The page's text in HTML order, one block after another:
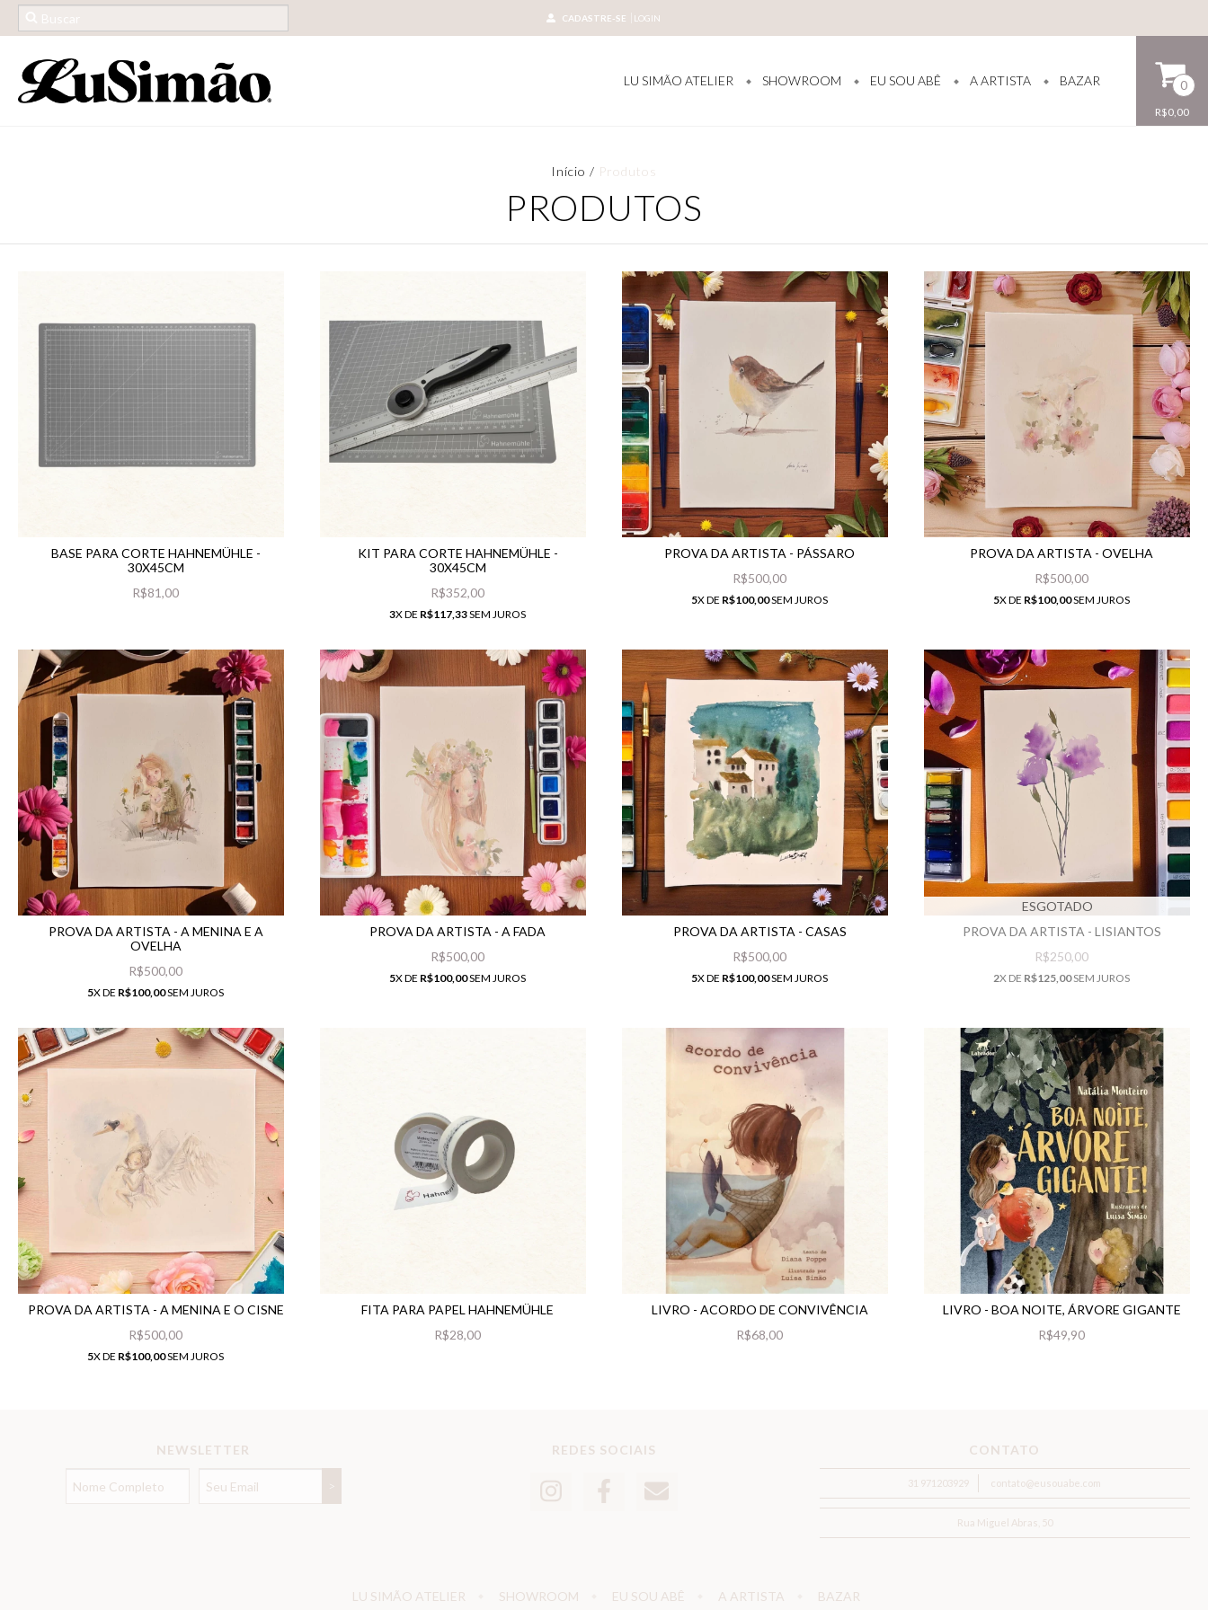
CADASTRE-SE LOGIN
LU SIMÃO ATELIER SHOWROOM EU SOU ABÊ A ARTISTA BAZAR 0
R$0,00
Início / Produtos
PRODUTOS
BASE PARA CORTE HAHNEMÜHLE -
30X45CM
R$81,00
KIT PARA CORTE HAHNEMÜHLE -
30X45CM
R$352,00
3X DE R$117,33SEM JUROS
PROVA DA ARTISTA - PÁSSARO
R$500,00
5X DE R$100,00SEM JUROS
PROVA DA ARTISTA - OVELHA
R$500,00
5X DE R$100,00SEM JUROS
PROVA DA ARTISTA - A MENINA E A
OVELHA
R$500,00
5X DE R$100,00SEM JUROS
PROVA DA ARTISTA - A FADA
R$500,00
5X DE R$100,00SEM JUROS
PROVA DA ARTISTA - CASAS
R$500,00
5X DE R$100,00SEM JUROS
ESGOTADO
PROVA DA ARTISTA - LISIANTOS
R$250,00
2X DE R$125,00SEM JUROS
PROVA DA ARTISTA - A MENINA E O CISNE
R$500,00
5X DE R$100,00SEM JUROS
FITA PARA PAPEL HAHNEMÜHLE
R$28,00
LIVRO - ACORDO DE CONVIVÊNCIA
R$68,00
LIVRO - BOA NOITE, ÁRVORE GIGANTE
R$49,90
NEWSLETTER REDES SOCIAIS CONTATO
31 971203929 contato@eusouabe.com
Rua Miguel Abras, 50
LU SIMÃO ATELIER SHOWROOM EU SOU ABÊ A ARTISTA BAZAR